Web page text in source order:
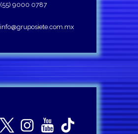
(55) 9000 0787
info@gruposiete.com.mx